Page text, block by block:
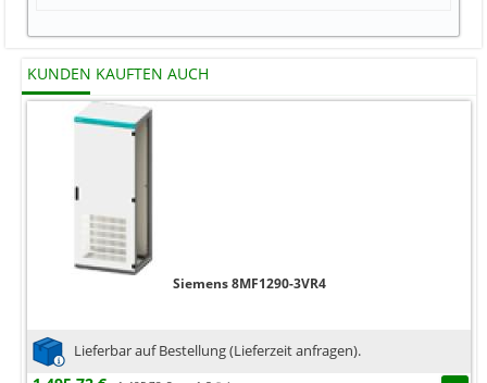
KUNDEN KAUFTEN AUCH
Siemens 8MF1290-3VR4
Lieferbar auf Bestellung (Lieferzeit anfragen).